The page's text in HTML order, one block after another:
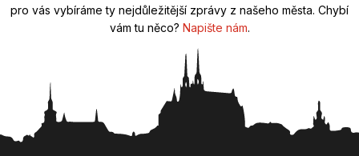
pro vás vybíráme ty nejdůležitější zprávy z našeho města. Chybí
vám tu něco? Napište nám.